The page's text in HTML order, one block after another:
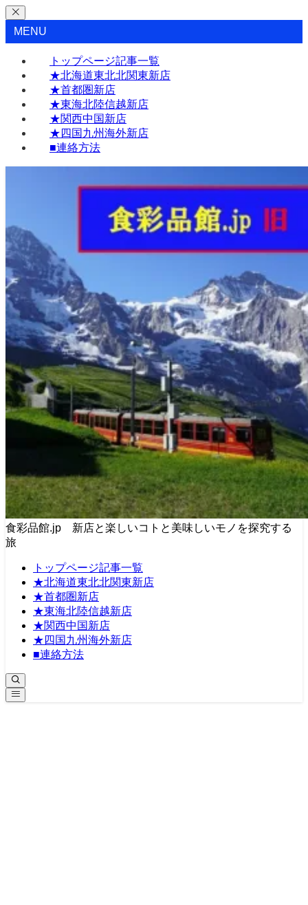
MENU
トップページ記事一覧
★北海道東北北関東新店
★首都圏新店
★東海北陸信越新店
★関西中国新店
★四国九州海外新店
■連絡方法
食彩品館.jp 新店と楽しいコトと美味しいモノを探究する
旅
トップページ記事一覧
★北海道東北北関東新店
★首都圏新店
★東海北陸信越新店
★関西中国新店
★四国九州海外新店
■連絡方法